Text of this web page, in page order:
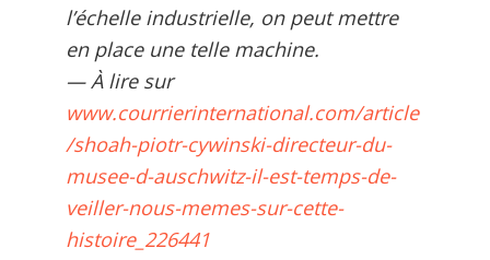
l’échelle industrielle, on peut mettre
en place une telle machine.
— À lire sur
www.courrierinternational.com/article
/shoah-piotr-cywinski-directeur-du-
musee-d-auschwitz-il-est-temps-de-
veiller-nous-memes-sur-cette-
histoire_226441